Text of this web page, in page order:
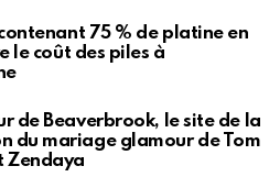
75 % de platine en
le coût des piles à
de Beaverbrook, le site de la
du mariage glamour de Tom
Zendaya